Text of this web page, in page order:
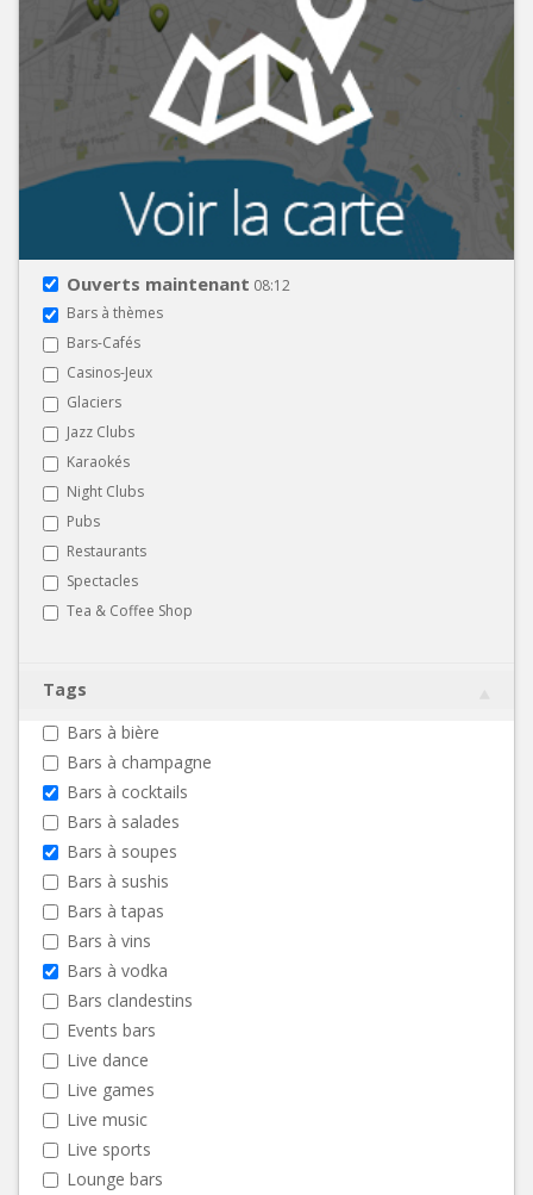
Ouverts maintenant 08:12
Bars à thèmes
Bars-Cafés
Casinos-Jeux
Glaciers
Jazz Clubs
Karaokés
Night Clubs
Pubs
Restaurants
Spectacles
Tea & Coffee Shop
Tags
Bars à bière
Bars à champagne
Bars à cocktails
Bars à salades
Bars à soupes
Bars à sushis
Bars à tapas
Bars à vins
Bars à vodka
Bars clandestins
Events bars
Live dance
Live games
Live music
Live sports
Lounge bars